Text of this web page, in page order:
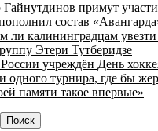
примут
состав
калининградцам
Этери Тутберидзе
учреждён День
турнира, где бы
памяти такое впервые»